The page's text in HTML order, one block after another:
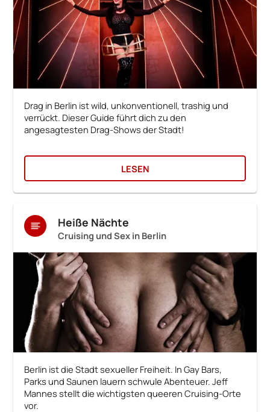
Drag in Berlin ist wild, unkonventionell, trashig und
verrückt. Dieser Guide führt dich zu den
angesagtesten Drag-Shows der Stadt!
LESEN
Heiße Nächte
Cruising und Sex in Berlin
Berlin ist die Stadt sexueller Freiheit. In Gay Bars,
Parks und Saunen lauern schwule Abenteuer. Jeff
Mannes stellt die wichtigsten queeren Cruising-Orte
vor.